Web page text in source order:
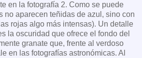
en la fotografía 2. Como se puede
no aparecen teñidas de azul, sino con
rojas algo más intensas). Un detalle
la oscuridad que ofrece el fondo del
granate que, frente al verdoso
en las fotografías astronómicas. Al